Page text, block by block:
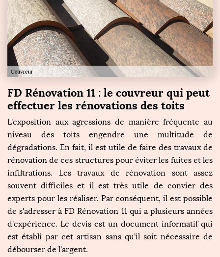
FD Rénovation 11 : le couvreur qui peut
effectuer les rénovations des toits
L'exposition aux agressions de manière fréquente au
niveau des toits engendre une multitude de
dégradations. En fait, il est utile de faire des travaux de
rénovation de ces structures pour éviter les fuites et les
infiltrations. Les travaux de rénovation sont assez
souvent difficiles et il est très utile de convier des
experts pour les réaliser. Par conséquent, il est possible
de s'adresser à FD Rénovation 11 qui a plusieurs années
d'expérience. Le devis est un document informatif qui
est établi par cet artisan sans qu'il soit nécessaire de
débourser de l'argent.